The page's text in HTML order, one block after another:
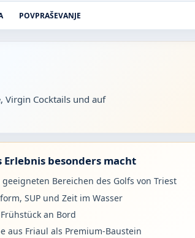
POVPRAŠEVANJE
Virgin Cocktails und auf
Erlebnis besonders macht
Bereichen des Golfs von Triest
SUP und Zeit im Wasser
an Bord
aus Friaul als Premium-Baustein